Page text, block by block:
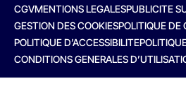
CGVMENTIONS LEGALESPUBLICITE
GESTION DES COOKIESPOLITIQUE DE
POLITIQUE D’ACCESSIBILITE
CONDITIONS GENERALES